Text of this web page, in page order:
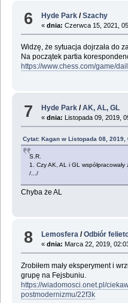
6 Hyde Park /Szachy
«dnia: Czerwca 15, 2021,
Widzę, że sytuacja dojrzała do
Na początek partia
https://www.chess.com/game/
7 Hyde Park /AK, AL, GL
«dnia: Listopada 09, 2019,
Cytat: Kagan w Listopada 08, 2019,
S.R.‎
‎1. Czy AK, AL i GL
/.../
Chyba że AL
8 Lemosfera /Odbiór
«dnia: Marca 22, 2019,
Zrobiłem mały eksperyment i
grupę na Fejsbuniu.
https://wiadomosci.onet.pl/
postmodernizmu/22f3k